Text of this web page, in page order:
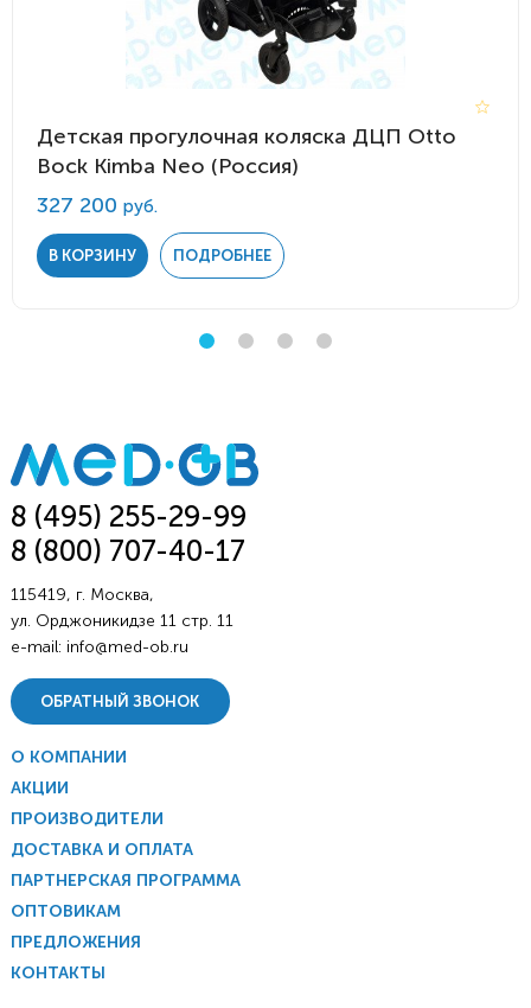
Детская прогулочная коляска ДЦП Otto
Bock Kimba Neo (Россия)
327 200 руб.
В КОРЗИНУ ПОДРОБНЕЕ
8 (495) 255-29-99
8 (800) 707-40-17
115419, г. Москва,
ул. Орджоникидзе 11 стр. 11
e-mail: info@med-ob.ru
ОБРАТНЫЙ ЗВОНОК
О КОМПАНИИ
АКЦИИ
ПРОИЗВОДИТЕЛИ
ДОСТАВКА И ОПЛАТА
ПАРТНЕРСКАЯ ПРОГРАММА
ОПТОВИКАМ
ПРЕДЛОЖЕНИЯ
КОНТАКТЫ